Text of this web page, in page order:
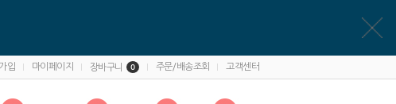
입 마이페이지 장바구니 0 주문/배송조회 고객센터